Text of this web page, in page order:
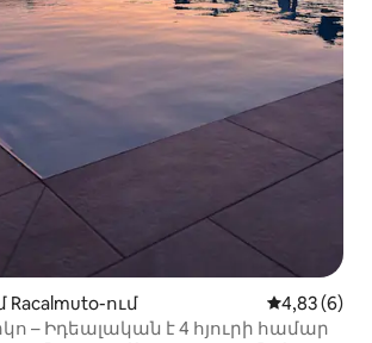
ում Միջին
4,83 (6)
– Իդեալական է 4 հյուրի համար